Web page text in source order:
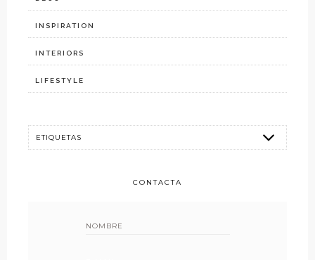
INSPIRATION
INTERIORS
LIFESTYLE
CONTACTA